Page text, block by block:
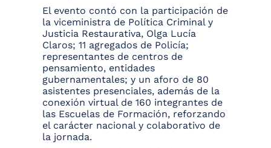
El evento contó con la participación de
la viceministra de Política Criminal y
Justicia Restaurativa, Olga Lucía
Claros; 11 agregados de Policía;
representantes de centros de
pensamiento, entidades
gubernamentales; y un aforo de 80
asistentes presenciales, además de la
conexión virtual de 160 integrantes de
las Escuelas de Formación, reforzando
el carácter nacional y colaborativo de
la jornada.